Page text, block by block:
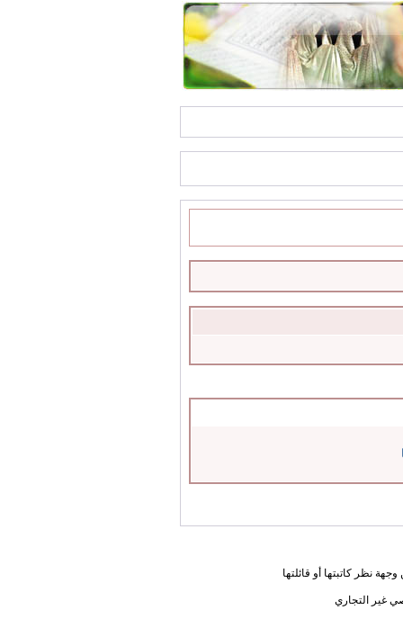
نظر كاتبتها أو قائلتها
غير التجاري